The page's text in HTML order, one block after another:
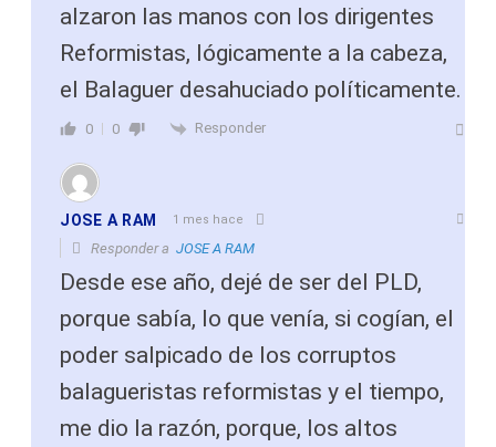
alzaron las manos con los dirigentes
Reformistas, lógicamente a la cabeza,
el Balaguer desahuciado políticamente.
0 0 Responder
JOSE A RAM 1 mes hace
Responder a JOSE A RAM
Desde ese año, dejé de ser del PLD,
porque sabía, lo que venía, si cogían, el
poder salpicado de los corruptos
balagueristas reformistas y el tiempo,
me dio la razón, porque, los altos